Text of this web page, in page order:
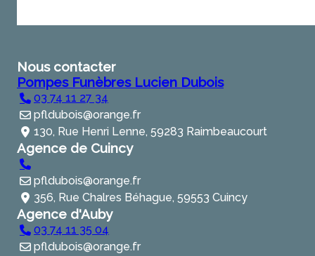
Nous contacter
Pompes Funèbres Lucien Dubois
03 74 11 27 34
pfldubois@orange.fr
130, Rue Henri Lenne, 59283 Raimbeaucourt
Agence de Cuincy
pfldubois@orange.fr
356, Rue Chalres Béhague, 59553 Cuincy
Agence d'Auby
03 74 11 35 04
pfldubois@orange.fr